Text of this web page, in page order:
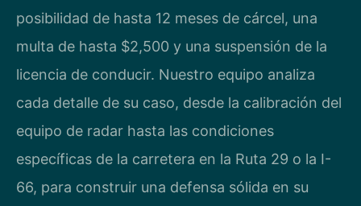
posibilidad de hasta 12 meses de cárcel, una
multa de hasta $2,500 y una suspensión de la
licencia de conducir. Nuestro equipo analiza
cada detalle de su caso, desde la calibración del
equipo de radar hasta las condiciones
específicas de la carretera en la Ruta 29 o la I-
66, para construir una defensa sólida en su